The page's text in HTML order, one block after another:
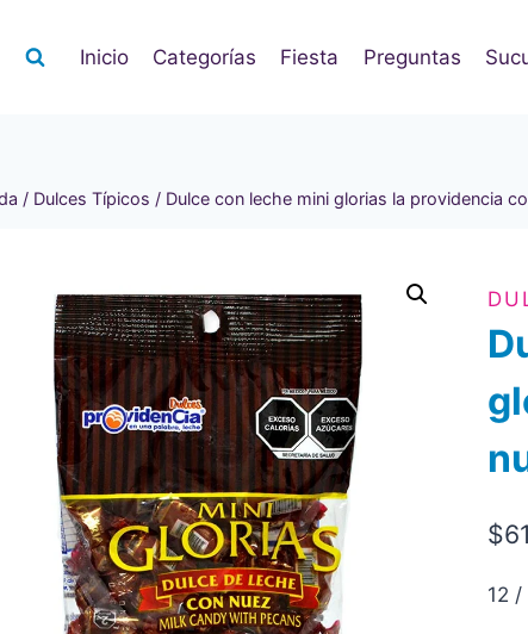
Inicio Categorías Fiesta Preguntas
/ Dulces Típicos / Dulce con leche mini glorias la providencia
$
12 /